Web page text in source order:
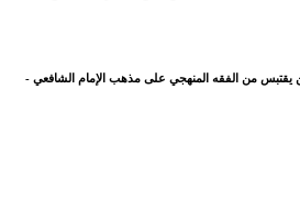
يقتبس من الفقه المنهجي على مذهب الإمام الشافعي -